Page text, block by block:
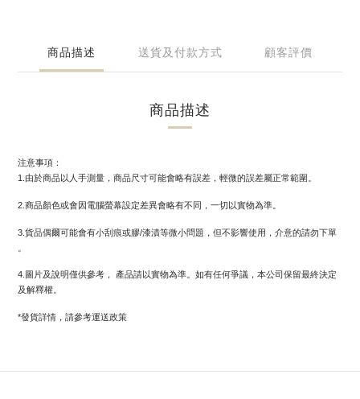
商品描述 送貨及付款方式 顧客評價
商品描述
注意事項：
1.由於商品以人手測量，商品尺寸可能會略有誤差，輕微的誤差屬正常範圍。
2.商品顏色或會因電腦螢幕設定差異會略有不同，一切以實物為準。
3.貨品偶爾可能會有小刮痕或膠/漆漬等微小問題，但不影響使用，介意的請勿下單
4.圖片及說明僅供參考， 產品請以實物為準。如有任何爭議，本公司保留最終決定
及解釋權。
*發貨詳情，請參考運送政策